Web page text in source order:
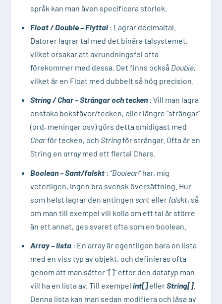
språk kan man även specificera storlek.
Float / Double – Flyttal: Lagrar decimaltal.
Datorer lagrar tal med det binära talsystemet,
vilket orsakar att avrundningsfel ofta
förekommer med dessa . Det finns också Double,
vilket är en Float med dubbelt så hög precision.
String / Char – Strängar och tecken: Vill man lagra
enstaka bokstäver/tecken, eller längre “strängar”
(ord, meningar osv) görs detta smidigast med
Charför tecken, och Stringför strängar. Ofta är en
String en arraymed ett flertal Chars.
Boolean – Sant/falskt: “Boolean”har, mig
veterligen, ingen bra svensk översättning. Hur
som helst lagrar den antingen santeller falskt, så
om man till exempel vill kolla om ett tal är större
än ett annat, ges svaret ofta som en boolean.
Array – lista: En array är egentligen bara en lista
med en viss typ av objekt, och definieras ofta
genom att man sätter “[]” efter den datatyp man
vill ha en lista av. Till exempel int[]ellerString[].
Denna lista kan man sedan modifiera och läsa av